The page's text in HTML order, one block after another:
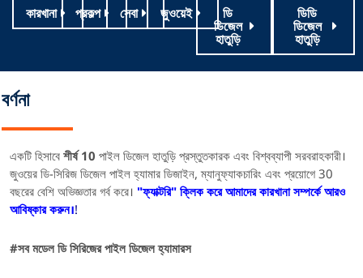
কারখানা প্রকল্প সেবা জুওয়েই ডি
ডিজেল
হাতুড়ি
ডিডি
ডিজেল
হাতুড়ি
বর্ণনা
একটি হিসাবে শীর্ষ 10 পাইল ডিজেল হাতুড়ি প্রস্তুতকারক এবং বিশ্বব্যাপী সরবরাহকারী।
জুওয়ের ডি-সিরিজ ডিজেল পাইল হ্যামার ডিজাইন, ম্যানুফ্যাকচারিং এবং প্রয়োগে 30
বছরের বেশি অভিজ্ঞতার গর্ব করে। "ফ্যাক্টরি" ক্লিক করে আমাদের কারখানা সম্পর্কে আরও
আবিষ্কার করুন।!
#সবমডেলডি সিরিজের পাইল ডিজেল হ্যামারস